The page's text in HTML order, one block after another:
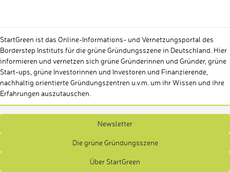
StartGreen ist das Online-Informations- und Vernetzungsportal des
Borderstep Instituts für die grüne Gründungsszene in Deutschland. Hier
informieren und vernetzen sich grüne Gründerinnen und Gründer, grüne
Start-ups, grüne Investorinnen und Investoren und Finanzierende,
nachhaltig orientierte Gründungszentren u.v.m. um ihr Wissen und ihre
Erfahrungen auszutauschen.
Newsletter
Die grüne Gründungsszene
Über StartGreen